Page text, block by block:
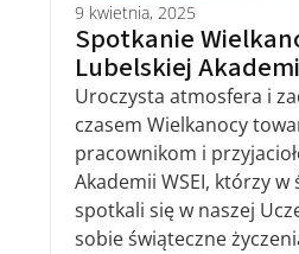
9 kwietnia, 2025
Spotkanie
Lubelskiej
Uroczysta atmosfera i
czasem Wielkanocy
pracownikom i
Akademii WSEI, którzy
spotkali się w naszej
sobie świąteczne